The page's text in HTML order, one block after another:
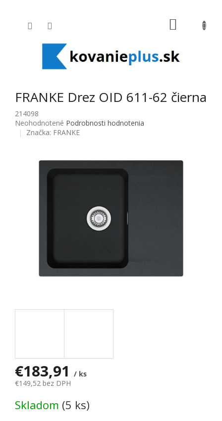
FRANKE Drez OID 611-62 čierna
214098
Priemerné hodnotenie produktu je 0,0 z 5 hviezdičiek.
Neohodnotené Podrobnosti hodnotenia
Značka: FRANKE
€183,91
/ ks
€149,52 bez DPH
Skladom (5 ks)